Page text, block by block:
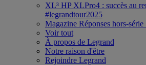
XL³ HP XLPro4 : succès au
#legrandtour2025
Magazine Réponses hors-
Voir tout
À propos de Legrand
Notre raison d'être
Rejoindre Legrand